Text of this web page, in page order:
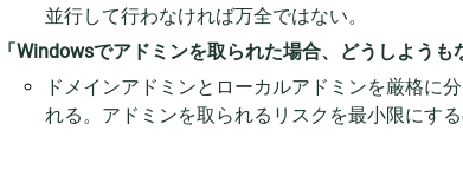
並行して行わなければ万全ではない。
Windowsでアドミンを取られた場合、どうしようも
ドメインアドミンとローカルアドミンを厳格に
れる。アドミンを取られるリスクを最小限にする